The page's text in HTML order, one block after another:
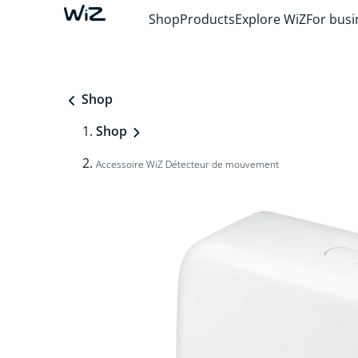
ShopProductsExplore WiZFor
Shop
Shop
Accessoire WiZ Détecteur de mouvement